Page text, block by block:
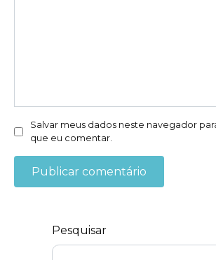
Salvar meus dados neste navegador
que eu comentar.
Pesquisar